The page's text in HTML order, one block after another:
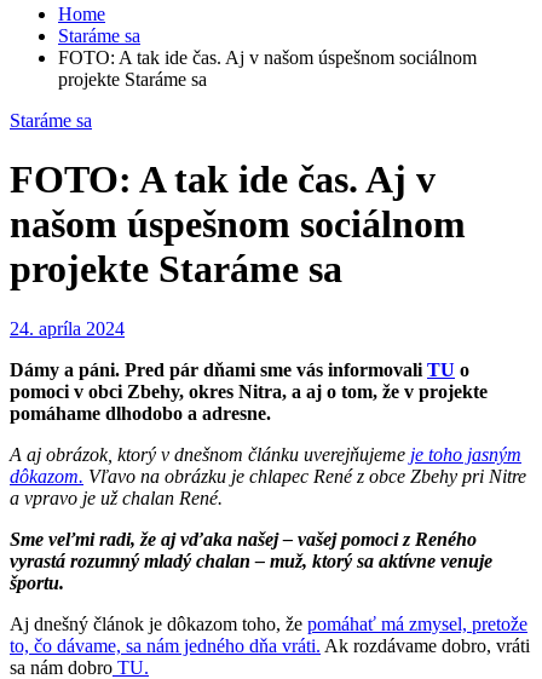
Home
Staráme sa
FOTO: A tak ide čas. Aj v našom úspešnom sociálnom
projekte Staráme sa
Staráme sa
FOTO: A tak ide čas. Aj v
našom úspešnom sociálnom
projekte Staráme sa
24. apríla 2024
Dámy a páni. Pred pár dňami sme vás informovali TU o
pomoci v obci Zbehy, okres Nitra, a aj o tom, že v projekte
pomáhame dlhodobo a adresne.
A aj obrázok, ktorý v dnešnom článku uverejňujeme je toho jasným
dôkazom. Vľavo na obrázku je chlapec René z obce Zbehy pri Nitre
a vpravo je už chalan René.
Sme veľmi radi, že aj vďaka našej – vašej pomoci z Reného
vyrastá rozumný mladý chalan – muž, ktorý sa aktívne venuje
športu.
Aj dnešný článok je dôkazom toho, že pomáhať má zmysel, pretože
to, čo dávame, sa nám jedného dňa vráti. Ak rozdávame dobro, vráti
sa nám dobro TU.